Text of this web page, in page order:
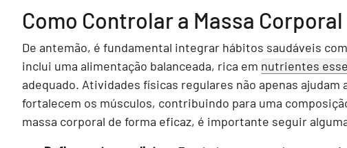
Como Controlar a Massa
De antemão, é fundamental integrar hábitos saudáveis
inclui uma alimentação balanceada, rica em nutrientes
adequado. Atividades físicas regulares não apenas
fortalecem os músculos, contribuindo para uma
massa corporal de forma eficaz, é importante seguir